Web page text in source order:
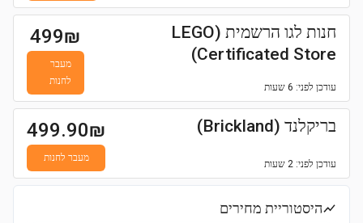
חנות לגו הרשמית (LEGO
Certificated Store)
עודכן לפני: 6 שעות
499₪
מעבר
לחנות
בריקלנד (Brickland)
עודכן לפני: 2 שעות
499.90₪
מעבר לחנות
היסטוריית מחירים